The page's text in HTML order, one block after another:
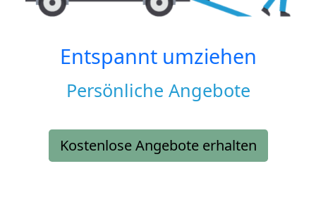
Entspannt umziehen
Persönliche Angebote
Kostenlose Angebote erhalten